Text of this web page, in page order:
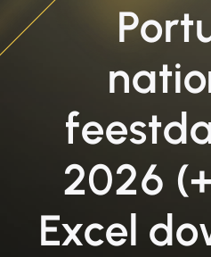
2026
Excel